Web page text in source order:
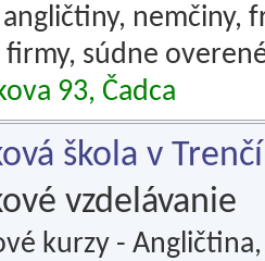
nemčiny,
firmy, súdne
93, Čadca
škola v
vzdelávanie
kurzy -